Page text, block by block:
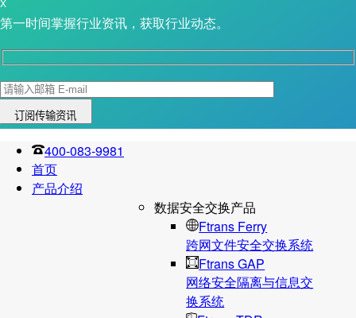
X
第一时间掌握行业资讯，获取行业动态。
400-083-9981
首页
产品介绍
数据安全交换产品
Ftrans Ferry
跨网文件安全交换系统
Ftrans GAP
网络安全隔离与信息交
换系统